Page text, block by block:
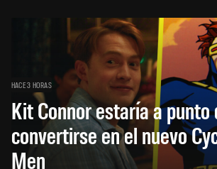
HACE 3 HORAS
Kit Connor estaría a punto
convertirse en el nuevo
Men